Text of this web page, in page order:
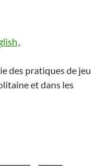
。
des pratiques de jeu
et dans les